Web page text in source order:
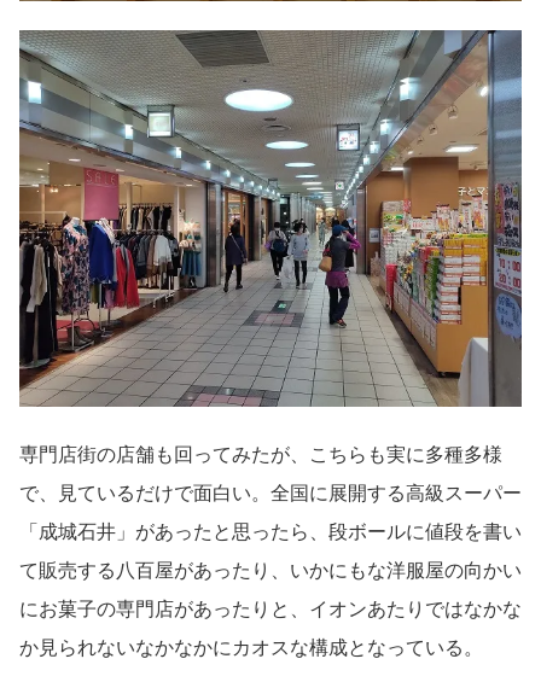
専門店街の店舗も回ってみたが、こちらも実に多種多様
で、見ているだけで面白い。全国に展開する高級スーパー
「成城石井」があったと思ったら、段ボールに値段を書い
て販売する八百屋があったり、いかにもな洋服屋の向かい
にお菓子の専門店があったりと、イオンあたりではなかな
か見られないなかなかにカオスな構成となっている。